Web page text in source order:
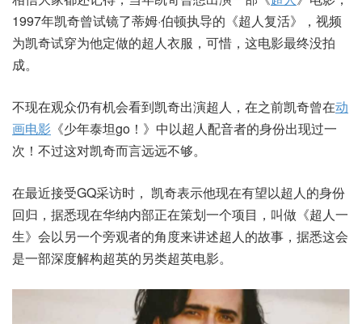
1997年凯奇曾试镜了蒂姆·伯顿执导的《超人复活》，视频
为凯奇试穿为他定做的超人衣服，可惜，这电影最终没拍
成。
不现在观众仍有机会看到凯奇出演超人，在之前凯奇曾在动
画电影 《少年泰坦go！》中以超人配音者的身份出现过一
次！不过这对凯奇而言远远不够。
在最近接受GQ采访时， 凯奇表示他现在有望以超人的身份
回归，据悉现在华纳内部正在策划一个项目，叫做《超人一
生》会以另一个旁观者的角度来讲述超人的故事，据悉这会
是一部深度解构超英的另类超英电影。